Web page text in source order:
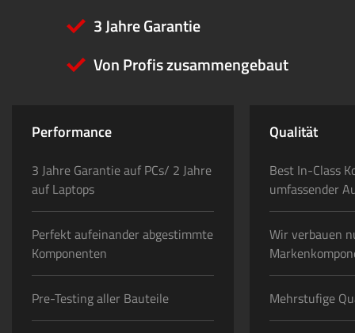
3 Jahre Garantie
Von Profis zusammengebaut
Performance
3 Jahre Garantie auf PCs/ 2 Jahre
auf Laptops
Perfekt aufeinander abgestimmte
Komponenten
Pre-Testing aller Bauteile
Qualität
Best In-Class
umfassender
Wir verbauen
Mehrstufige